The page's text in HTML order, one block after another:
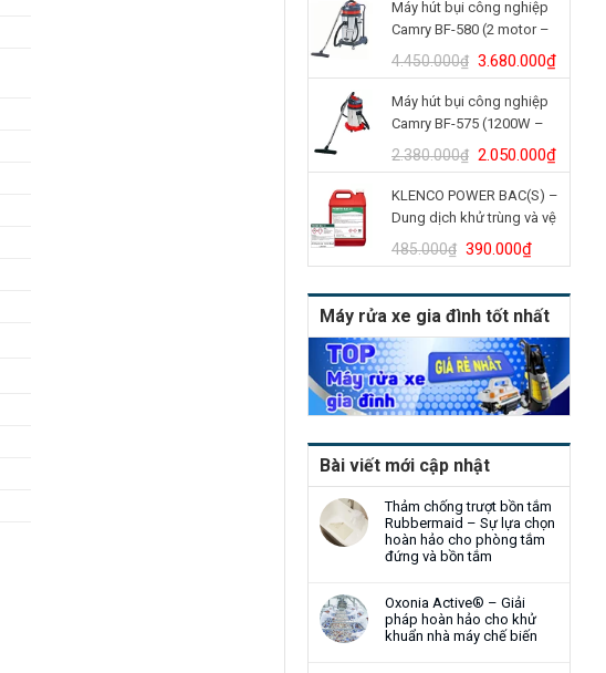
là:
4.900.000₫.
Máy hút bụi công nghiệp
Camry BF-580 (2 motor –
70L)
4.450.000₫ Giá
gốc
là:
4.450.000₫.
3.680.000₫Giá
hiện
Máy hút bụi công nghiệp
Camry BF-575 (1200W –
30L)
2.380.000₫ Giá
gốc
là:
2.380.000₫.
2.050.000₫Giá
hiện
tại
là:
KLENCO POWER BAC(S) –
Dung dịch khử trùng và vệ
sinh bồn cầu (Can 5L)
485.000₫ Giá
gốc
là:
485.000₫.
390.000₫Giá
hiện
tại
là:
Máy rửa xe gia đình tốt nhất
Bài viết mới cập nhật
Thảm chống trượt bồn tắm
Rubbermaid – Sự lựa chọn
hoàn hảo cho phòng tắm
đứng và bồn tắm
Oxonia Active® – Giải
pháp hoàn hảo cho khử
khuẩn nhà máy chế biến